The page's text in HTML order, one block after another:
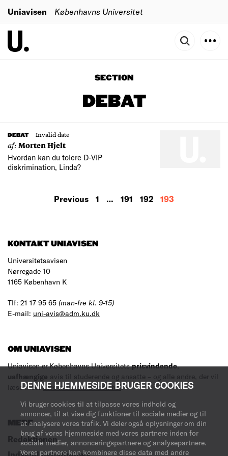
DENNE HJEMMESIDE BRUGER COOKIES
Vi bruger cookies til at tilpasse vores indhold og
annoncer, til at vise dig funktioner til sociale medier og til
at analysere vores trafik. Vi deler også oplysninger om din
brug af vores hjemmeside med vores partnere inden for
sociale medier, annonceringspartnere og analysepartnere.
Vores partnere kan kombinere disse data med andre
Uniavisen Københavns Universitet
SECTION
DEBAT
DEBAT Invalid date
af:Morten Hjelt
Hvordan kan du tolere D-VIP
diskrimination, Linda?
Previous 1 … 191 192 193
KONTAKT UNIAVISEN
Universitetsavisen
Nørregade 10
1165 København K
Tlf: 21 17 95 65 (man-fre kl. 9-15)
E-mail: uni-avis@adm.ku.dk
OM UNIAVISEN
Uniavisen er Københavns Universitetsprisvindende,
uafhængige avis til studerende og ansatte – og alle andre, der vil
læse med.Læs mere om avisen her.
MERE
Redaktionen